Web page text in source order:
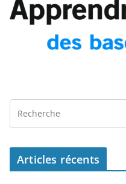
Articles récents